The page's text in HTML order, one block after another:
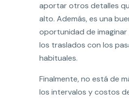
aportar otros detalles
alto. Además, es una
oportunidad de imaginar
los traslados con los
habituales.
Finalmente, no está de
los intervalos y costos